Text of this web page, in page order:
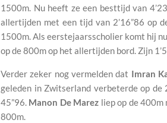
1500m. Nu heeft ze een besttijd van
allertijden met een tijd van 2’16”86 op
1500m. Als eerstejaarsscholier komt hij
op de 800m op het allertijden bord. Zijn
Verder zeker nog vermelden dat Imran
geleden in Zwitserland verbeterde op
45”96. Manon De Marez liep op de 400m
800m.